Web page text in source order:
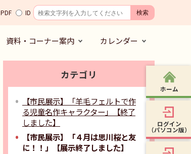
PDF ID
資料・コーナー案内 カレンダー
カテゴリ
【市民展示】「羊毛フェルトで作
る児童名作キャラクター」【終了
しました】
【市民展示】「４月は思川桜と友
に！！」【展示終了しました】
ホーム
ログイン
（パソコン版）